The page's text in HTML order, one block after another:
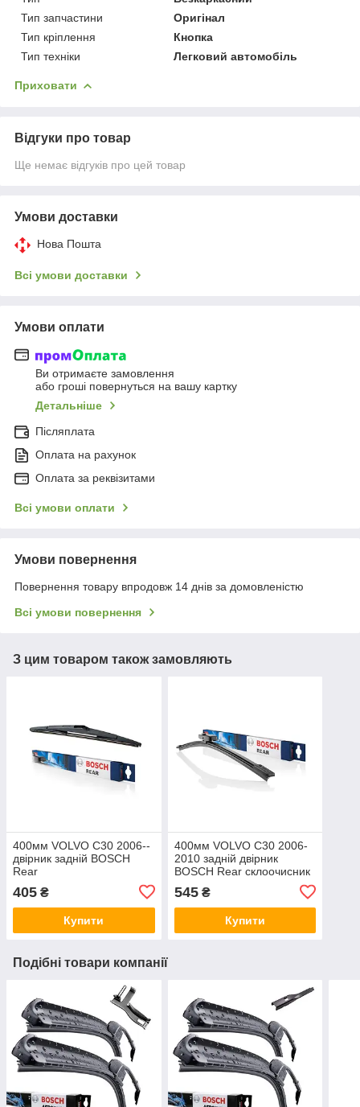
Тип запчастини
Оригінал
Тип кріплення
Кнопка
Тип техніки
Легковий автомобіль
Приховати
Відгуки про товар
Ще немає відгуків про цей товар
Умови доставки
Нова Пошта
Всі умови доставки
Умови оплати
Ви отримаєте замовлення
або гроші повернуться на вашу картку
Детальніше
Післяплата
Оплата на рахунок
Оплата за реквізитами
Всі умови оплати
Умови повернення
Повернення товару впродовж 14 днів за домовленістю
Всі умови повернення
З цим товаром також замовляють
400мм VOLVO C30 2006--
двірник задній BOSCH
Rear
405 ₴
Купити
400мм VOLVO C30 2006-
2010 задній двірник
BOSCH Rear склоочисник
545₴
Купити
Подібні товари компанії